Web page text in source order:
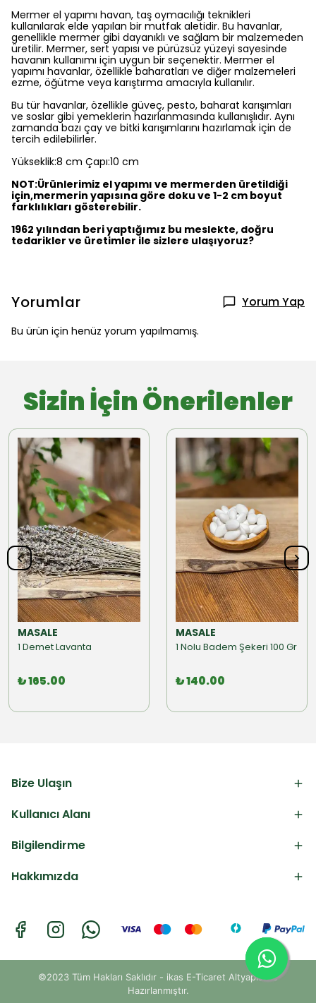
Mermer el yapımı havan, taş oymacılığı teknikleri
kullanılarak elde yapılan bir mutfak aletidir. Bu havanlar,
genellikle mermer gibi dayanıklı ve sağlam bir malzemeden
üretilir. Mermer, sert yapısı ve pürüzsüz yüzeyi sayesinde
havanın kullanımı için uygun bir seçenektir. Mermer el
yapımı havanlar, özellikle baharatları ve diğer malzemeleri
ezme, öğütme veya karıştırma amacıyla kullanılır.
Bu tür havanlar, özellikle güveç, pesto, baharat karışımları
ve soslar gibi yemeklerin hazırlanmasında kullanışlıdır. Aynı
zamanda bazı çay ve bitki karışımlarını hazırlamak için de
tercih edilebilirler.
Yükseklik:8 cm Çapı:10 cm
NOT:Ürünlerimiz el yapımı ve mermerden üretildiği
için,mermerin yapısına göre doku ve 1-2 cm boyut
farklılıkları gösterebilir.
1962 yılından beri yaptığımız bu meslekte, doğru
tedarikler ve üretimler ile sizlere ulaşıyoruz?
Yorumlar Yorum Yap
Bu ürün için henüz yorum yapılmamış.
Sizin İçin Önerilenler
MASALE
1 Demet Lavanta
₺ 165.00
MASALE
1 Nolu Badem Şekeri 100 Gr
₺ 140.00
Bize Ulaşın
Kullanıcı Alanı
Bilgilendirme
Hakkımızda
©2023 Tüm Hakları Saklıdır - ikas E-Ticaret Altyapısı ile
Hazırlanmıştır.